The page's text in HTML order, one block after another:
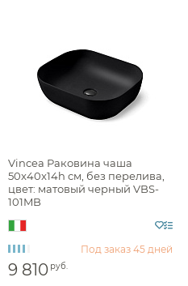
Vincea Раковина чаша
50x40x14h см, без перелива,
цвет: матовый черный VBS-
101MB
Под заказ 45 дней
9 810 руб.